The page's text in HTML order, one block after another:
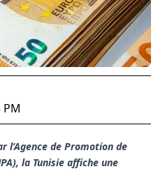
PM
l’Agence de Promotion de
la Tunisie affiche une